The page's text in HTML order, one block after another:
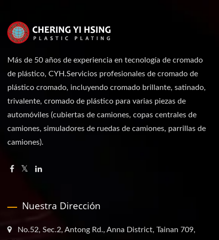
Más de 50 años de experiencia en tecnología de cromado
de plástico, CYH.Servicios profesionales de cromado de
plástico cromado, incluyendo cromado brillante, satinado,
trivalente, cromado de plástico para varias piezas de
automóviles (cubiertas de camiones, copas centrales de
camiones, simuladores de ruedas de camiones, parrillas de
camiones).
Nuestra Dirección
No.52, Sec.2, Antong Rd., Anna District, Tainan 709,